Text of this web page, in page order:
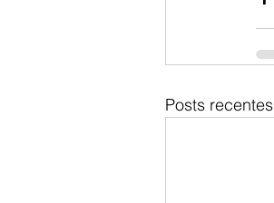
Posts recentes